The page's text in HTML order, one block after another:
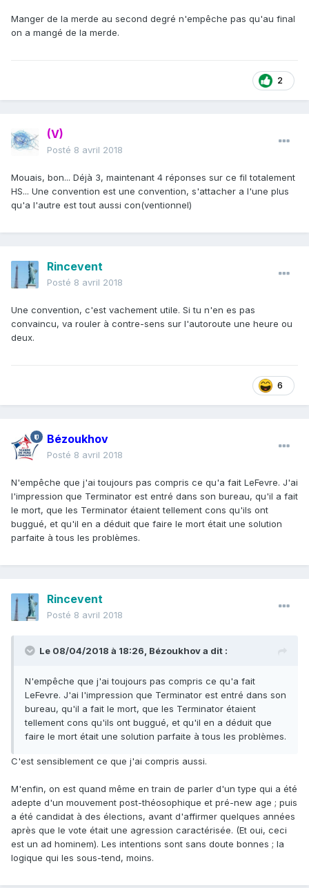
Manger de la merde au second degré n'empêche pas qu'au final
on a mangé de la merde.
2
(V)
Posté 8 avril 2018
Mouais, bon... Déjà 3, maintenant 4 réponses sur ce fil totalement
HS... Une convention est une convention, s'attacher a l'une plus
qu'a l'autre est tout aussi con(ventionnel)
Rincevent
Posté 8 avril 2018
Une convention, c'est vachement utile. Si tu n'en es pas
convaincu, va rouler à contre-sens sur l'autoroute une heure ou
deux.
6
Bézoukhov
Posté 8 avril 2018
N'empêche que j'ai toujours pas compris ce qu'a fait LeFevre. J'ai
l'impression que Terminator est entré dans son bureau, qu'il a fait
le mort, que les Terminator étaient tellement cons qu'ils ont
buggué, et qu'il en a déduit que faire le mort était une solution
parfaite à tous les problèmes.
Rincevent
Posté 8 avril 2018
Le 08/04/2018 à 18:26, Bézoukhova dit :
N'empêche que j'ai toujours pas compris ce qu'a fait
LeFevre. J'ai l'impression que Terminator est entré dans son
bureau, qu'il a fait le mort, que les Terminator étaient
tellement cons qu'ils ont buggué, et qu'il en a déduit que
faire le mort était une solution parfaite à tous les problèmes.
C'est sensiblement ce que j'ai compris aussi.
M'enfin, on est quand même en train de parler d'un type qui a été
adepte d'un mouvement post-théosophique et pré-new age ; puis
a été candidat à des élections, avant d'affirmer quelques années
après que le vote était une agression caractérisée. (Et oui, ceci
est un ad hominem). Les intentions sont sans doute bonnes ; la
logique qui les sous-tend, moins.